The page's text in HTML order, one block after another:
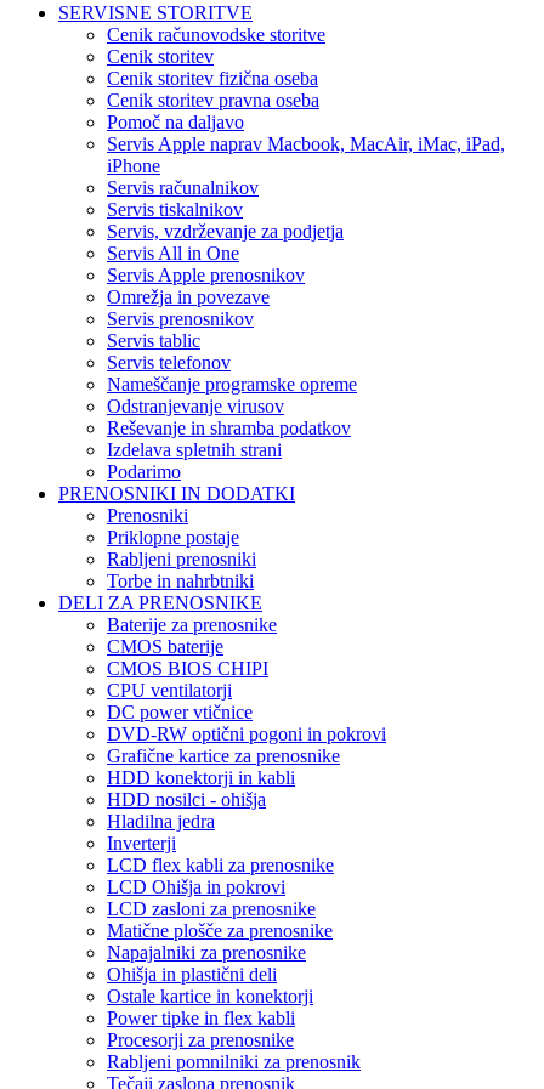
SERVISNE STORITVE
Cenik računovodske storitve
Cenik storitev
Cenik storitev fizična oseba
Cenik storitev pravna oseba
Pomoč na daljavo
Servis Apple naprav Macbook, MacAir, iMac, iPad,
iPhone
Servis računalnikov
Servis tiskalnikov
Servis, vzdrževanje za podjetja
Servis All in One
Servis Apple prenosnikov
Omrežja in povezave
Servis prenosnikov
Servis tablic
Servis telefonov
Nameščanje programske opreme
Odstranjevanje virusov
Reševanje in shramba podatkov
Izdelava spletnih strani
Podarimo
PRENOSNIKI IN DODATKI
Prenosniki
Priklopne postaje
Rabljeni prenosniki
Torbe in nahrbtniki
DELI ZA PRENOSNIKE
Baterije za prenosnike
CMOS baterije
CMOS BIOS CHIPI
CPU ventilatorji
DC power vtičnice
DVD-RW optični pogoni in pokrovi
Grafične kartice za prenosnike
HDD konektorji in kabli
HDD nosilci - ohišja
Hladilna jedra
Inverterji
LCD flex kabli za prenosnike
LCD Ohišja in pokrovi
LCD zasloni za prenosnike
Matične plošče za prenosnike
Napajalniki za prenosnike
Ohišja in plastični deli
Ostale kartice in konektorji
Power tipke in flex kabli
Procesorji za prenosnike
Rabljeni pomnilniki za prenosnik
Tečaji zaslona prenosnik